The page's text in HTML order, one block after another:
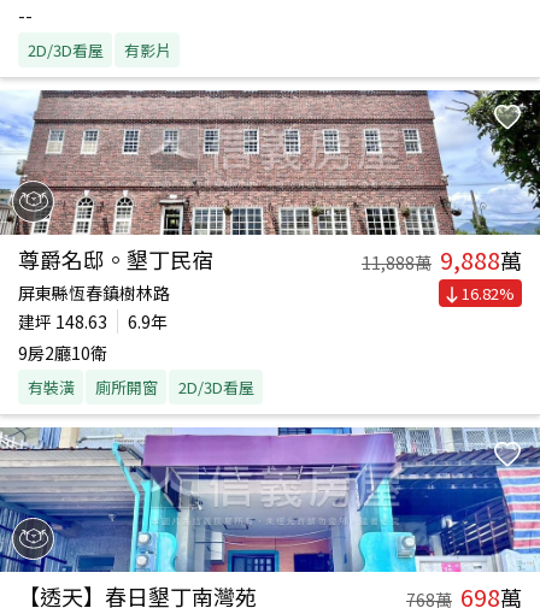
--
2D/3D看屋 有影片
尊爵名邸。墾丁民宿 11,888萬 9,888萬
屏東縣恆春鎮樹林路
建坪 148.63
6.9年
9房2廳10衛
有裝潢 廁所開窗 2D/3D看屋
16.82%
【透天】春日墾丁南灣苑 768萬 698萬